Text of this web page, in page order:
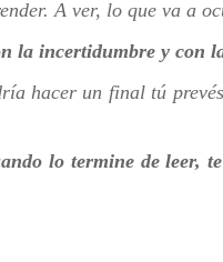
A ver, lo que va a
la incertidumbre y con
hacer un final tú
lo termine de leer,